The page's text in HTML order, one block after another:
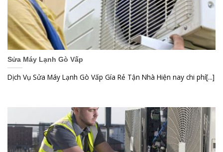
Sửa Máy Lạnh Gò Vấp
Dịch Vụ Sửa Máy Lạnh Gò Vấp Gía Rẻ Tận Nhà Hiện nay chi phí[...]